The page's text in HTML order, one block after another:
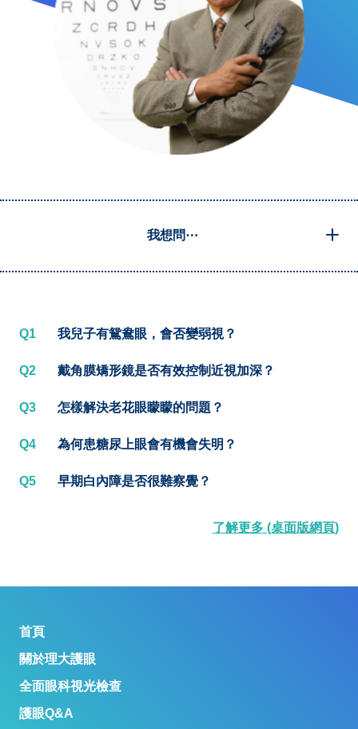
我想問⋯
Q1 我兒子有鴛鴦眼，會否變弱視？
Q2 戴角膜矯形鏡是否有效控制近視加深？
Q3 怎樣解決老花眼矇矇的問題？
Q4 為何患糖尿上眼會有機會失明？
Q5 早期白內障是否很難察覺？
了解更多 (桌面版網頁)
首頁
關於理大護眼
全面眼科視光檢查
護眼Q&A